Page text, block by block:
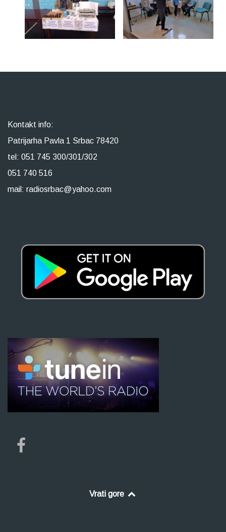
Kontakt info:
Patrijarha Pavla 1 Srbac 78420
tel: 051 745 300/301/302
051 740 516
mail: radiosrbac@yahoo.com
Vrati gore